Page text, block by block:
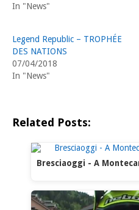
In "News"
Legend Republic – TROPHÉE
DES NATIONS
07/04/2018
In "News"
Related Posts:
Bresciaoggi - A